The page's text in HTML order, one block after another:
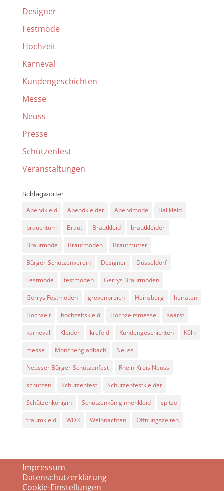
Designer
Festmode
Hochzeit
Karneval
Kundengeschichten
Messe
Neuss
Presse
Schützenfest
Veranstaltungen
Schlagwörter
Abendkleid Abendkleider Abendmode Ballkleid
brauchtum Braut Brautkleid brautkleider
Brautmode Brautmoden Brautmutter
Bürger-Schützenverein Designer Düsseldorf
Festmode festmoden Gerrys Brautmoden
Gerrys Festmoden grevenbroich Heinsberg heiraten
Hochzeit hochzeitskleid Hochzeitsmesse Kaarst
karneval Kleider krefeld Kundengeschichten Köln
messe Mönchengladbach Neuss
Neusser Bürger-Schützenfest Rhein-Kreis Neuss
schützen Schützenfest Schützenfestkleider
Schützenkönigin Schützenköniginnenkleid spitze
traumkleid WDR Weihnachten Öffnungszeiten
Impressum
Datenschutzerklärung
Cookie-Einstellungen